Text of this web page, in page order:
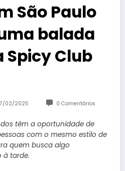
São Paulo
balada
Spicy Club
02/2025 0 Comentários
têm a oportunidade de
com o mesmo estilo de
quem busca algo
à tarde.